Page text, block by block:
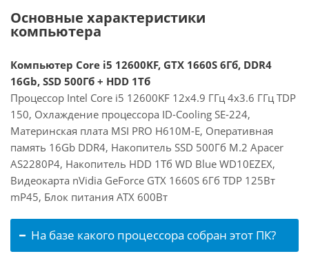
Основные характеристики
компьютера
Компьютер Core i5 12600KF, GTX 1660S 6Гб, DDR4
16Gb, SSD 500Гб + HDD 1Тб
Процессор Intel Core i5 12600KF 12x4.9 ГГц 4x3.6 ГГц TDP
150, Охлаждение процессора ID-Cooling SE-224,
Материнская плата MSI PRO H610M-E, Оперативная
память 16Gb DDR4, Накопитель SSD 500Гб M.2 Apacer
AS2280P4, Накопитель HDD 1Тб WD Blue WD10EZEX,
Видеокарта nVidia GeForce GTX 1660S 6Гб TDP 125Вт
mP45, Блок питания ATX 600Вт
На базе какого процессора собран этот ПК?